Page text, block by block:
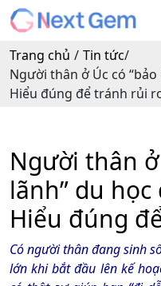
Trang chủ / Tin tức/
Người thân ở Úc có
Hiểu đúng để tránh rủi
Người thân ở
lãnh” du
Hiểu đúng
Có người thân đang sinh
lớn khi bắt đầu lên kế